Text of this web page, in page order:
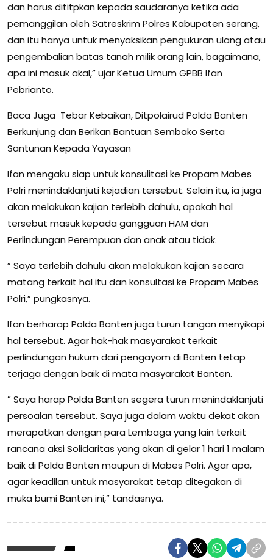
dan harus dititpkan kepada saudaranya ketika ada
pemanggilan oleh Satreskrim Polres Kabupaten serang,
dan itu hanya untuk menyaksikan pengukuran ulang atau
pengembalian batas tanah milik orang lain, bagaimana,
apa ini masuk akal,” ujar Ketua Umum GPBB Ifan
Pebrianto.
Baca Juga Tebar Kebaikan, Ditpolairud Polda Banten
Berkunjung dan Berikan Bantuan Sembako Serta
Santunan Kepada Yayasan
Ifan mengaku siap untuk konsulitasi ke Propam Mabes
Polri menindaklanjuti kejadian tersebut. Selain itu, ia juga
akan melakukan kajian terlebih dahulu, apakah hal
tersebut masuk kepada gangguan HAM dan
Perlindungan Perempuan dan anak atau tidak.
” Saya terlebih dahulu akan melakukan kajian secara
matang terkait hal itu dan konsultasi ke Propam Mabes
Polri,” pungkasnya.
Ifan berharap Polda Banten juga turun tangan menyikapi
hal tersebut. Agar hak-hak masyarakat terkait
perlindungan hukum dari pengayom di Banten tetap
terjaga dengan baik di mata masyarakat Banten.
” Saya harap Polda Banten segera turun menindaklanjuti
persoalan tersebut. Saya juga dalam waktu dekat akan
merapatkan dengan para Lembaga yang lain terkait
rancana aksi Solidaritas yang akan di gelar 1 hari 1 malam
baik di Polda Banten maupun di Mabes Polri. Agar apa,
agar keadilan untuk masyarakat tetap ditegakan di
muka bumi Banten ini,” tandasnya.